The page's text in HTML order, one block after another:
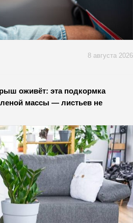
8 августа 2026
оживёт: эта подкормка
массы — листьев не